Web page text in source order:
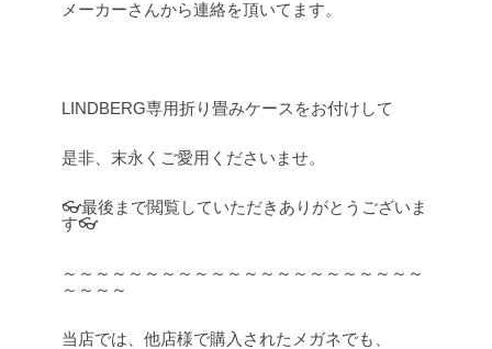
メーカーさんから連絡を頂いてます。
LINDBERG専用折り畳みケースをお付けして
是非、末永くご愛用くださいませ。
👓最後まで閲覧していただきありがとうございま
す👓
～～～～～～～～～～～～～～～～～～～～～～
～～～～
当店では、他店様で購入されたメガネでも、